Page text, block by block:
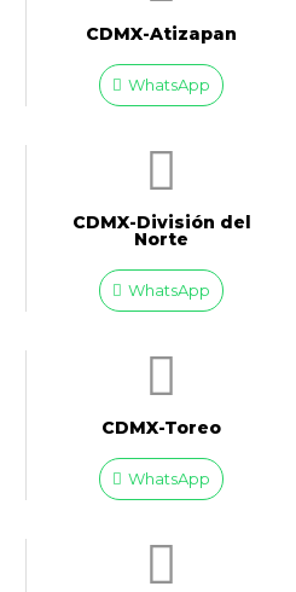
CDMX-Atizapan
WhatsApp
CDMX-División del
Norte
WhatsApp
CDMX-Toreo
WhatsApp